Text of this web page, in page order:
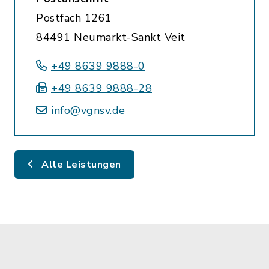
Postfach 1261
84491 Neumarkt-Sankt Veit
+49 8639 9888-0
+49 8639 9888-28
info@vgnsv.de
Alle Leistungen